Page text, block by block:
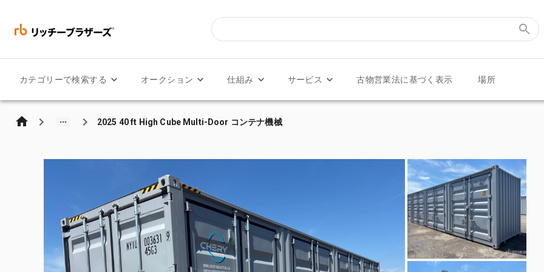
カテゴリーで検索する オークション 仕組み サービス 古物営業法に基づく表示 場所
2025 40 ft High Cube Multi-Door コンテナ機械